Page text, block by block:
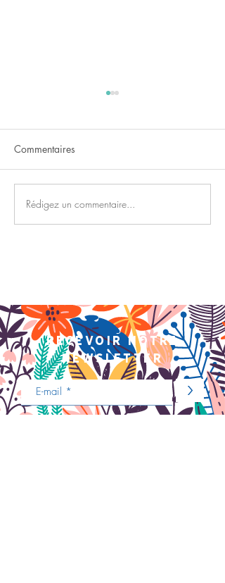
Commentaires
Rédigez un commentaire...
recevoir notre
newsletter
>